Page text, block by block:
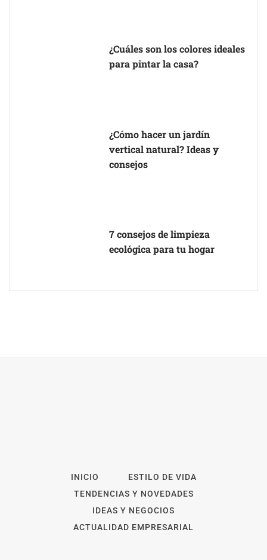
¿Cuáles son los colores ideales
para pintar la casa?
¿Cómo hacer un jardín
vertical natural? Ideas y
consejos
7 consejos de limpieza
ecológica para tu hogar
INICIO
ESTILO DE VIDA
TENDENCIAS Y NOVEDADES
IDEAS Y NEGOCIOS
ACTUALIDAD EMPRESARIAL